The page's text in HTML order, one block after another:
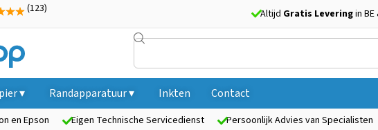
(123) Altijd Gratis Leveringin BE
▾ Randapparatuur ▾ Inkten Contact
en Epson Eigen Technische Servicedienst Persoonlijk Advies van Specialisten